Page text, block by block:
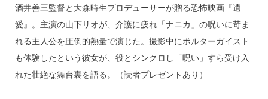
e
a
d
s
e
n
a
e
c
e
b
o
酒井善三監督と大森時生プロデューサーが贈る恐怖映画『遺
愛』。主演の山下リオが、介護に疲れ「ナニカ」の呪いに苛ま
れる主人公を圧倒的熱量で演じた。撮影中にポルターガイスト
も体験したという彼女が、役とシンクロし「呪い」すら受け入
れた壮絶な舞台裏を語る。（読者プレゼントあり）